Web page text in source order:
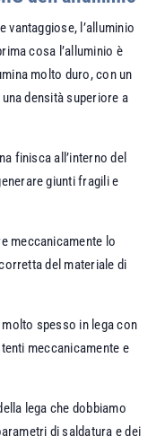
l’alluminio
cosa l’alluminio è
molto duro, con un
densità superiore a
finisca all’interno del
giunti fragili e
meccanicamente lo
del materiale di
spesso in lega con
meccanicamente e
lega che dobbiamo
di saldatura e dei